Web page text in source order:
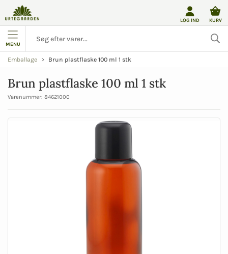
LOG IND KURV
MENU
Emballage Brun plastflaske 100 ml 1 stk
Brun plastflaske 100 ml 1 stk
Varenummer: 84621000